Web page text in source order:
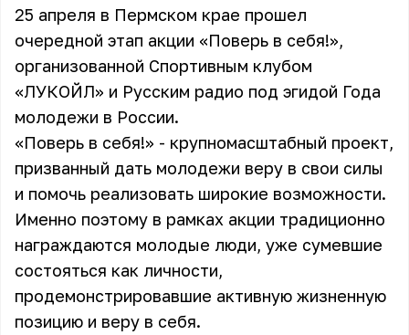
25 апреля в Пермском крае прошел
очередной этап акции «Поверь в себя!»,
организованной Спортивным клубом
«ЛУКОЙЛ» и Русским радио под эгидой Года
молодежи в России.
«Поверь в себя!» - крупномасштабный проект,
призванный дать молодежи веру в свои силы
и помочь реализовать широкие возможности.
Именно поэтому в рамках акции традиционно
награждаются молодые люди, уже сумевшие
состояться как личности,
продемонстрировавшие активную жизненную
позицию и веру в себя.